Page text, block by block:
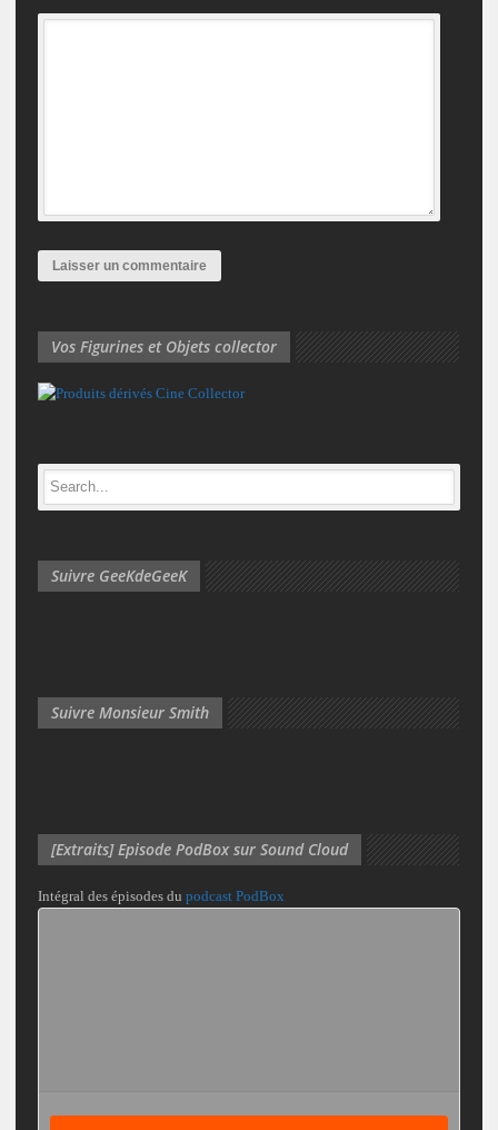
Vos Figurines et Objets collector
Suivre GeeKdeGeeK
Suivre Monsieur Smith
[Extraits] Episode PodBox sur Sound Cloud
Intégral des épisodes du podcast PodBox